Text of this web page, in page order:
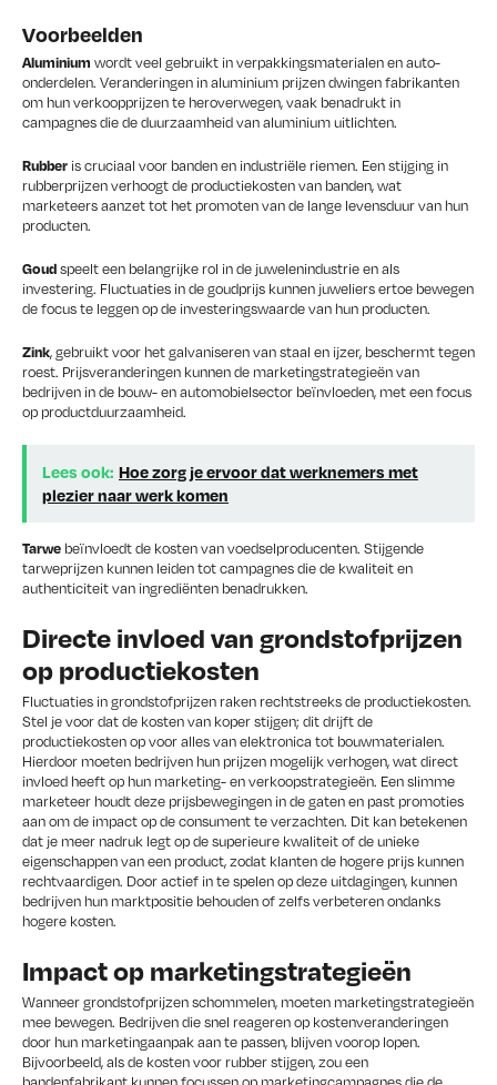
Voorbeelden
Aluminium wordt veel gebruikt in verpakkingsmaterialen en auto-
onderdelen. Veranderingen in aluminium prijzen dwingen fabrikanten
om hun verkoopprijzen te heroverwegen, vaak benadrukt in
campagnes die de duurzaamheid van aluminium uitlichten.
Rubber is cruciaal voor banden en industriële riemen. Een stijging in
rubberprijzen verhoogt de productiekosten van banden, wat
marketeers aanzet tot het promoten van de lange levensduur van hun
producten.
Goudspeelt een belangrijke rol in de juwelenindustrie en als
investering. Fluctuaties in de goudprijs kunnen juweliers ertoe bewegen
de focus te leggen op de investeringswaarde van hun producten.
Zink, gebruikt voor het galvaniseren van staal en ijzer, beschermt tegen
roest. Prijsveranderingen kunnen de marketingstrategieën van
bedrijven in de bouw- en automobielsector beïnvloeden, met een focus
op productduurzaamheid.
Lees ook: Hoe zorg je ervoor dat werknemers met
plezier naar werk komen
Tarwe beïnvloedt de kosten van voedselproducenten. Stijgende
tarweprijzen kunnen leiden tot campagnes die de kwaliteit en
authenticiteit van ingrediënten benadrukken.
Directe invloed van grondstofprijzen
op productiekosten
Fluctuaties in grondstofprijzen raken rechtstreeks de productiekosten.
Stel je voor dat de kosten van koper stijgen; dit drijft de
productiekosten op voor alles van elektronica tot bouwmaterialen.
Hierdoor moeten bedrijven hun prijzen mogelijk verhogen, wat direct
invloed heeft op hun marketing- en verkoopstrategieën. Een slimme
marketeer houdt deze prijsbewegingen in de gaten en past promoties
aan om de impact op de consument te verzachten. Dit kan betekenen
dat je meer nadruk legt op de superieure kwaliteit of de unieke
eigenschappen van een product, zodat klanten de hogere prijs kunnen
rechtvaardigen. Door actief in te spelen op deze uitdagingen, kunnen
bedrijven hun marktpositie behouden of zelfs verbeteren ondanks
hogere kosten.
Impact op marketingstrategieën
Wanneer grondstofprijzen schommelen, moeten marketingstrategieën
mee bewegen. Bedrijven die snel reageren op kostenveranderingen
door hun marketingaanpak aan te passen, blijven voorop lopen.
Bijvoorbeeld, als de kosten voor rubber stijgen, zou een